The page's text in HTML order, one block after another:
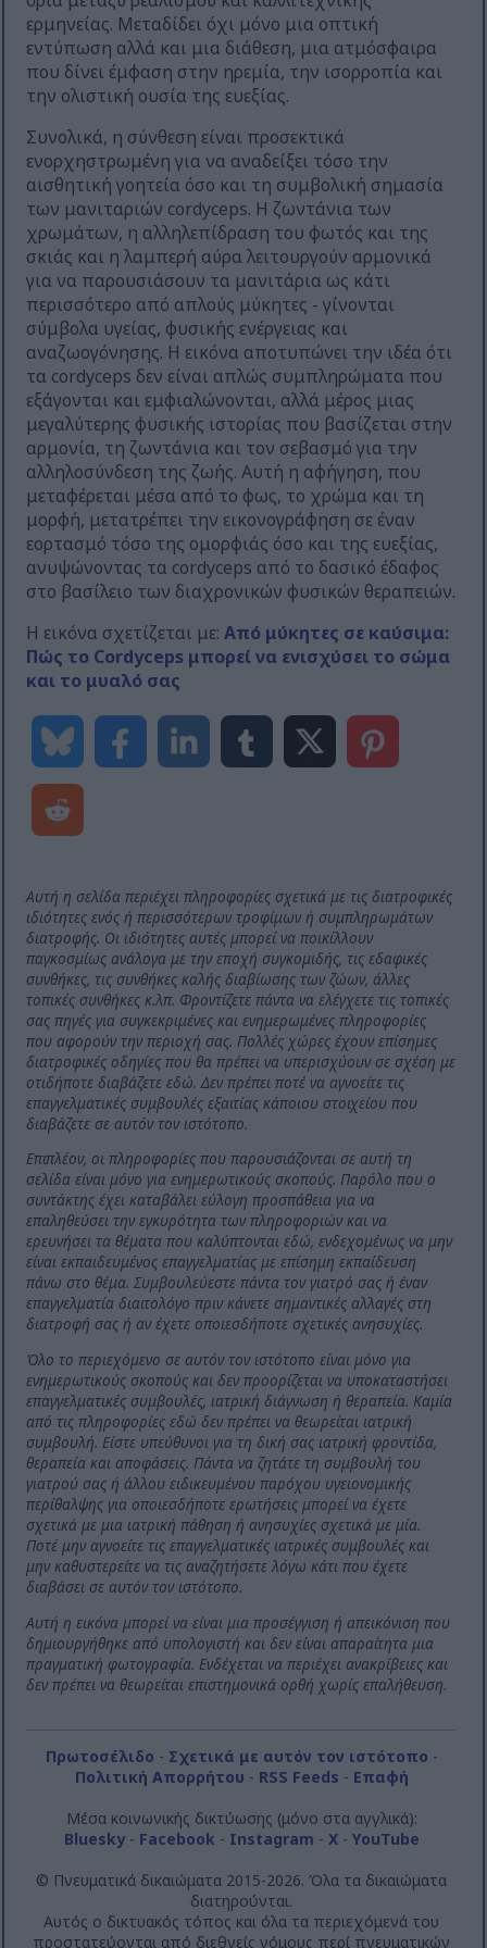
ερμηνείας. Μεταδίδει όχι μόνο μια οπτική
εντύπωση αλλά και μια διάθεση, μια ατμόσφαιρα
που δίνει έμφαση στην ηρεμία, την ισορροπία και
την ολιστική ουσία της ευεξίας.
Συνολικά, η σύνθεση είναι προσεκτικά
ενορχηστρωμένη για να αναδείξει τόσο την
αισθητική γοητεία όσο και τη συμβολική σημασία
των μανιταριών cordyceps. Η ζωντάνια των
χρωμάτων, η αλληλεπίδραση του φωτός και της
σκιάς και η λαμπερή αύρα λειτουργούν αρμονικά
για να παρουσιάσουν τα μανιτάρια ως κάτι
περισσότερο από απλούς μύκητες - γίνονται
σύμβολα υγείας, φυσικής ενέργειας και
αναζωογόνησης. Η εικόνα αποτυπώνει την ιδέα ότι
τα cordyceps δεν είναι απλώς συμπληρώματα που
εξάγονται και εμφιαλώνονται, αλλά μέρος μιας
μεγαλύτερης φυσικής ιστορίας που βασίζεται στην
αρμονία, τη ζωντάνια και τον σεβασμό για την
αλληλοσύνδεση της ζωής. Αυτή η αφήγηση, που
μεταφέρεται μέσα από το φως, το χρώμα και τη
μορφή, μετατρέπει την εικονογράφηση σε έναν
εορτασμό τόσο της ομορφιάς όσο και της ευεξίας,
ανυψώνοντας τα cordyceps από το δασικό έδαφος
στο βασίλειο των διαχρονικών φυσικών θεραπειών.
Η εικόνα σχετίζεται με:Από μύκητες σε καύσιμα:
Πώς το Cordyceps μπορεί να ενισχύσει το σώμα
και το μυαλό σας
Αυτή η σελίδα περιέχει πληροφορίες σχετικά με τις διατροφικές
ιδιότητες ενός ή περισσότερων τροφίμων ή συμπληρωμάτων
διατροφής. Οι ιδιότητες αυτές μπορεί να ποικίλλουν
παγκοσμίως ανάλογα με την εποχή συγκομιδής, τις εδαφικές
συνθήκες, τις συνθήκες καλής διαβίωσης των ζώων, άλλες
τοπικές συνθήκες κ.λπ. Φροντίζετε πάντα να ελέγχετε τις τοπικές
σας πηγές για συγκεκριμένες και ενημερωμένες πληροφορίες
που αφορούν την περιοχή σας. Πολλές χώρες έχουν επίσημες
διατροφικές οδηγίες που θα πρέπει να υπερισχύουν σε σχέση με
οτιδήποτε διαβάζετε εδώ. Δεν πρέπει ποτέ να αγνοείτε τις
επαγγελματικές συμβουλές εξαιτίας κάποιου στοιχείου που
διαβάζετε σε αυτόν τον ιστότοπο.
Επιπλέον, οι πληροφορίες που παρουσιάζονται σε αυτή τη
σελίδα είναι μόνο για ενημερωτικούς σκοπούς. Παρόλο που ο
συντάκτης έχει καταβάλει εύλογη προσπάθεια για να
επαληθεύσει την εγκυρότητα των πληροφοριών και να
ερευνήσει τα θέματα που καλύπτονται εδώ, ενδεχομένως να μην
είναι εκπαιδευμένος επαγγελματίας με επίσημη εκπαίδευση
πάνω στο θέμα. Συμβουλεύεστε πάντα τον γιατρό σας ή έναν
επαγγελματία διαιτολόγο πριν κάνετε σημαντικές αλλαγές στη
διατροφή σας ή αν έχετε οποιεσδήποτε σχετικές ανησυχίες.
Όλο το περιεχόμενο σε αυτόν τον ιστότοπο είναι μόνο για
ενημερωτικούς σκοπούς και δεν προορίζεται να υποκαταστήσει
επαγγελματικές συμβουλές, ιατρική διάγνωση ή θεραπεία. Καμία
από τις πληροφορίες εδώ δεν πρέπει να θεωρείται ιατρική
συμβουλή. Είστε υπεύθυνοι για τη δική σας ιατρική φροντίδα,
θεραπεία και αποφάσεις. Πάντα να ζητάτε τη συμβουλή του
γιατρού σας ή άλλου ειδικευμένου παρόχου υγειονομικής
περίθαλψης για οποιεσδήποτε ερωτήσεις μπορεί να έχετε
σχετικά με μια ιατρική πάθηση ή ανησυχίες σχετικά με μία.
Ποτέ μην αγνοείτε τις επαγγελματικές ιατρικές συμβουλές και
μην καθυστερείτε να τις αναζητήσετε λόγω κάτι που έχετε
διαβάσει σε αυτόν τον ιστότοπο.
Αυτή η εικόνα μπορεί να είναι μια προσέγγιση ή απεικόνιση που
δημιουργήθηκε από υπολογιστή και δεν είναι απαραίτητα μια
πραγματική φωτογραφία. Ενδέχεται να περιέχει ανακρίβειες και
δεν πρέπει να θεωρείται επιστημονικά ορθή χωρίς επαλήθευση.
Πρωτοσέλιδο - Σχετικά με αυτόν τον ιστότοπο -
Πολιτική Απορρήτου - RSS Feeds - Επαφή
Μέσα κοινωνικής δικτύωσης (μόνο στα αγγλικά):
Bluesky- Facebook - Instagram - X- YouTube
© Πνευματικά δικαιώματα 2015-2026. Όλα τα δικαιώματα
διατηρούνται.
Αυτός ο δικτυακός τόπος και όλα τα περιεχόμενά του
προστατεύονται από διεθνείς νόμους περί πνευματικών